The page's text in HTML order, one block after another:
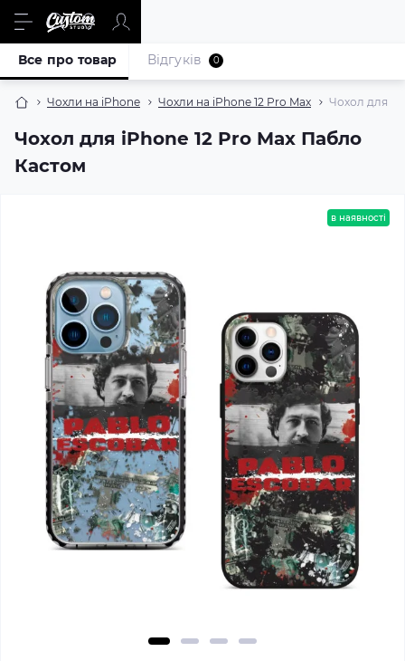
Чохли на iPhone Чохли на iPhone 12 Pro Max Чохол для
Чохол для iPhone 12 Pro Max Пабло
Кастом
Все про товар Відгуків 0
в наявності